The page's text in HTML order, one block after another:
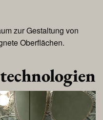
zur Gestaltung von
Oberflächen.
technologien